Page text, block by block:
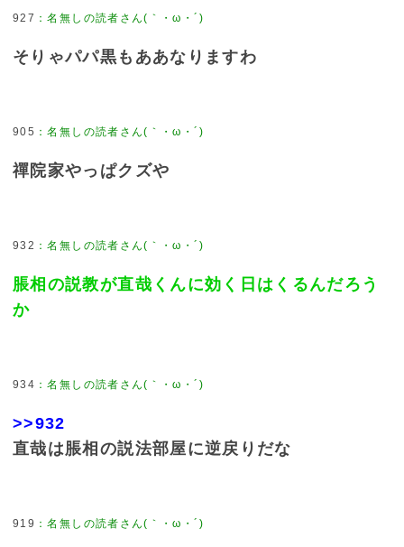
927 ：名無しの読者さん(｀・ω・´)
そりゃパパ黒もああなりますわ
905 ：名無しの読者さん(｀・ω・´)
禪院家やっぱクズや
932 ：名無しの読者さん(｀・ω・´)
脹相の説教が直哉くんに効く日はくるんだろう
か
934 ：名無しの読者さん(｀・ω・´)
>>932
直哉は脹相の説法部屋に逆戻りだな
919 ：名無しの読者さん(｀・ω・´)